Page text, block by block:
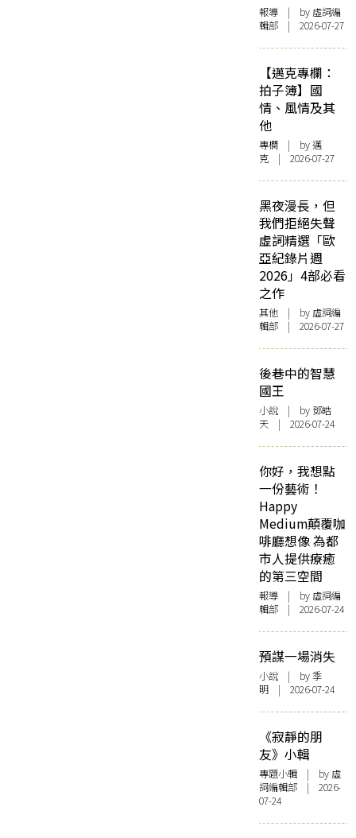
報導 | by 虛詞編
輯部 | 2026-07-27
【邁克專欄：
拍子簿】國
情、風情及其
他
專欄 | by邁
克 | 2026-07-27
黑夜漫長，但
我們拒絕失聲
虛詞精選「歐
亞紀錄片週
2026」4部必看
之作
其他 | by 虛詞編
輯部 | 2026-07-27
後巷中的智慧
國王
小說 | by 鄧皓
天 | 2026-07-24
你好，我想點
一份藝術！
Happy
Medium顛覆咖
啡廳想像 為都
市人提供療癒
的第三空間
報導 | by 虛詞編
輯部 | 2026-07-24
預謀一場消失
小說 | by 季
明 | 2026-07-24
《寂靜的朋
友》小輯
專題小輯 | by 虛
詞編輯部 | 2026-
07-24